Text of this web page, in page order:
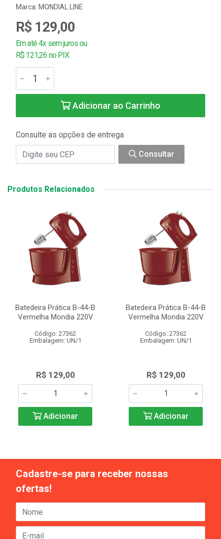
Marca: MONDIAL LINE
R$ 129,00
Em até 4x sem juros ou
R$ 121,26 no PIX
Adicionar ao Carrinho
Consulte as opções de entrega
Consultar
Produtos Relacionados
Batedeira Prática B-44-B
Vermelha Mondia 220V
Código: 27362
Embalagem: UN/1
R$ 129,00
Adicionar
Batedeira Prática B-44-B
Vermelha Mondia 220V
Código: 27362
Embalagem: UN/1
R$ 129,00
Adicionar
Cadastre-se para receber nossas
ofertas!